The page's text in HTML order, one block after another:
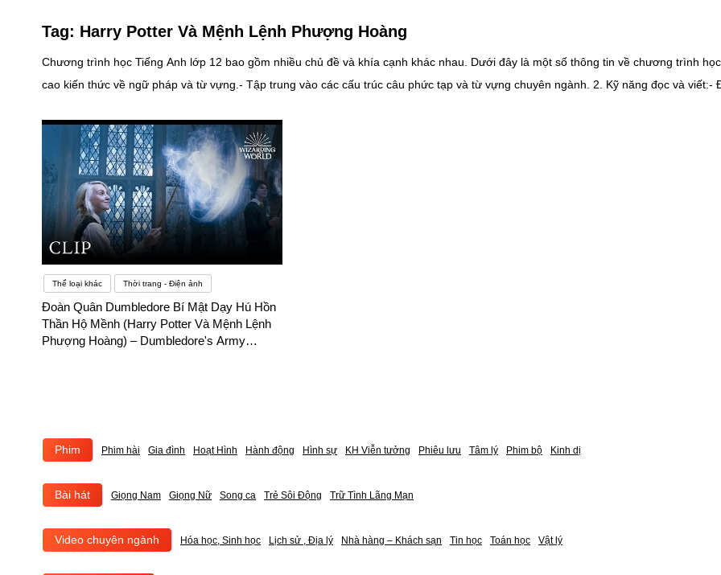
Tag: Harry Potter Và Mệnh Lệnh Phượng Hoàng
Chương trình học Tiếng Anh lớp 12 bao gồm nhiều chủ đề và khía cạnh khác nhau. Dưới đây là một số thông tin về chương trình
cao kiến thức về ngữ pháp và từ vựng.- Tập trung vào các cấu trúc câu phức tạp và từ vựng chuyên ngành. 2. Kỹ năng đọc và viết:- Đọc các bài văn, bài luận, và tin tức để cải thiện khả năng đọc
các cuộc trò chuyện, thảo luận, và thuyết trình để cải thiện khả năng giao tiếp. 4. Tự học và tự rèn luyện:- Sử dụng sách giáo trình, ứng dụng học trực tuyến, và các tài liệu Tiếng Anh khác để tự
học.- Luyện tập hàng ngày để cải thiện khả năng ngôn ngữ của bạn.Trong trường hợp bạn không có cơ hội tiếp xúc với người bản
hoặc các ứng dụng luyện nghe nói để tự thực hành các kỹ năng. Ngoài ra bạn có thể xem các chương trình thực tế, bộ phim trên
chọn gì, việc sử dụng ngoại ngữ một cách thường xuyên hơn sẽ giúp bạn chứng minh với bản thân rằng mình có khả năng học một
Thể loại khác Thời trang - Điện ảnh
Đoàn Quân Dumbledore Bí Mật Dạy Hú Hồn
Thần Hộ Mềnh (Harry Potter Và Mệnh Lệnh
Phượng Hoàng) – Dumbledore's Army
Phim Phim hài Gia đình Hoạt Hình Hành động Hình sự KH Viễn tưởng Phiêu lưu Tâm lý Phim bộ Kinh dị
Bài hát Giọng Nam Giọng Nữ Song ca Trẻ Sôi Động Trữ Tình Lãng Mạn
Video chuyên ngành Hóa học, Sinh học Lịch sử , Địa lý Nhà hàng – Khách sạn Tin học Toán học Vật lý